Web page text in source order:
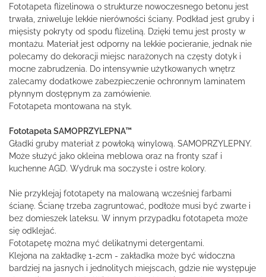
Fototapeta flizelinowa o strukturze nowoczesnego betonu jest
trwała, zniweluje lekkie nierówności ściany. Podkład jest gruby i
mięsisty pokryty od spodu flizeliną. Dzięki temu jest prosty w
montażu. Materiał jest odporny na lekkie pocieranie, jednak nie
polecamy do dekoracji miejsc narażonych na częsty dotyk i
mocne zabrudzenia. Do intensywnie użytkowanych wnętrz
zalecamy dodatkowe zabezpieczenie ochronnym laminatem
płynnym dostępnym za zamówienie.
Fototapeta montowana na styk.
Fototapeta SAMOPRZYLEPNA™
Gładki gruby materiał z powłoką winylową. SAMOPRZYLEPNY.
Może służyć jako okleina meblowa oraz na fronty szaf i
kuchenne AGD. Wydruk ma soczyste i ostre kolory.
Nie przyklejaj fototapety na malowaną wcześniej farbami
ścianę. Ścianę trzeba zagruntować, podłoże musi być zwarte i
bez domieszek lateksu. W innym przypadku fototapeta może
się odklejać.
Fototapetę można myć delikatnymi detergentami.
Klejona na zakładkę 1-2cm - zakładka może być widoczna
bardziej na jasnych i jednolitych miejscach, gdzie nie występuje